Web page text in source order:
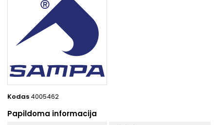
Kodas 4005462
Papildoma informacija